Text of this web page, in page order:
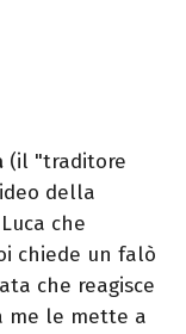
(il "traditore
della
che
chiede un falò
che reagisce
me le mette a